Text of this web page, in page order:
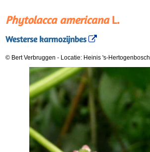
Phytolacca americanaL.
Westerse karmozijnbes
© Bert Verbruggen - Locatie: Heinis 's-Hertogenbosch